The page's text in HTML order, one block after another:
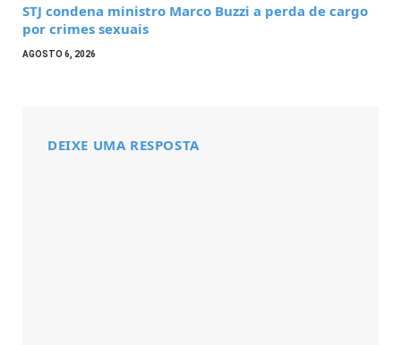
STJ condena ministro Marco Buzzi a perda de cargo
por crimes sexuais
AGOSTO 6, 2026
DEIXE UMA RESPOSTA